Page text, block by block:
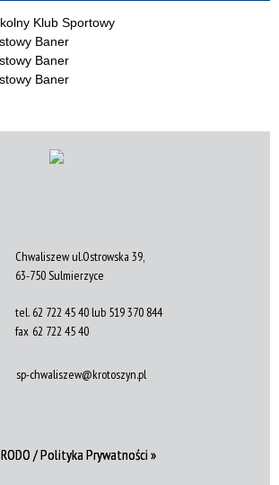
Chwaliszew ul.Ostrowska 39,
63-750 Sulmierzyce
tel. 62 722 45 40 lub 519 370 844
fax 62 722 45 40
sp-chwaliszew@krotoszyn.pl
RODO / Polityka Prywatności »